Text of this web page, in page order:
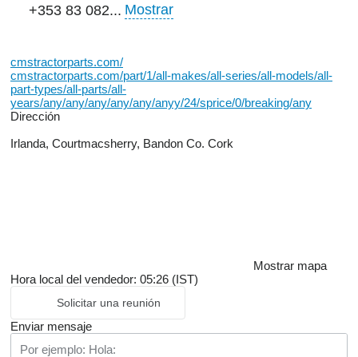
+353 83 082... Mostrar
cmstractorparts.com/
cmstractorparts.com/part/1/all-makes/all-series/all-models/all-
part-types/all-parts/all-
years/any/any/any/any/any/anyy/24/sprice/0/breaking/any
Dirección
Irlanda, Courtmacsherry, Bandon Co. Cork
Mostrar mapa
Hora local del vendedor: 05:26 (IST)
Solicitar una reunión
Enviar mensaje